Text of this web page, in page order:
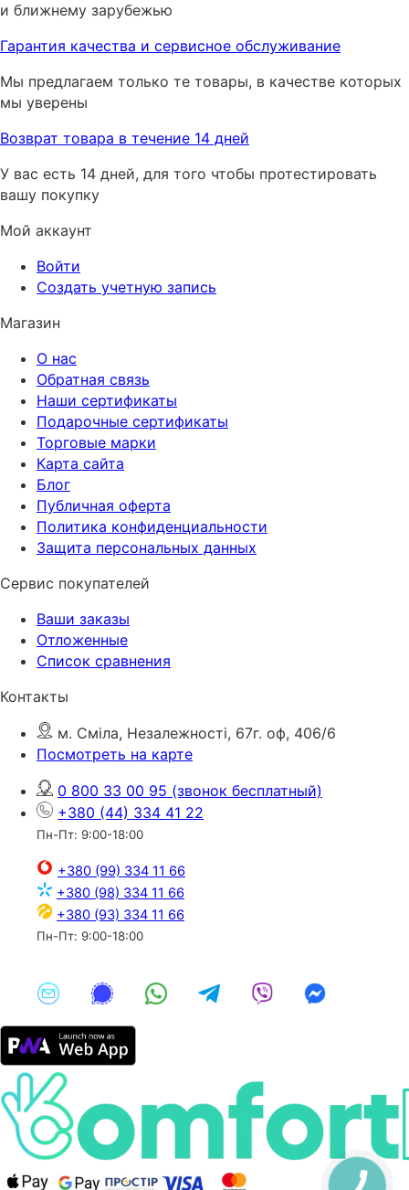
и ближнему зарубежью
Гарантия качества и сервисное обслуживание
Мы предлагаем только те товары, в качестве которых
мы уверены
Возврат товара в течение 14 дней
У вас есть 14 дней, для того чтобы протестировать
вашу покупку
Мой аккаунт
Войти
Создать учетную запись
Магазин
О нас
Обратная связь
Наши сертификаты
Подарочные сертификаты
Торговые марки
Карта сайта
Блог
Публичная оферта
Политика конфиденциальности
Защита персональных данных
Сервис покупателей
Ваши заказы
Отложенные
Список сравнения
Контакты
м. Сміла, Незалежності, 67г. оф, 406/6
Посмотреть на карте
0 800 33 00 95 (звонок бесплатный)
+380 (44) 334 41 22
Пн-Пт: 9:00-18:00
+380 (99) 334 11 66
+380 (98) 334 11 66
+380 (93) 334 11 66
Пн-Пт: 9:00-18:00